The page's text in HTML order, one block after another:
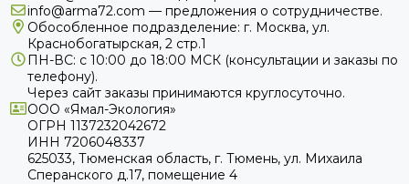
info@arma72.com — предложения о сотрудничестве.
Обособленное подразделение: г. Москва, ул.
Краснобогатырская, 2 стр.1
ПН-ВС: с 10:00 до 18:00 МСК (консультации и заказы по
телефону).
Через сайт заказы принимаются круглосуточно.
ООО «Ямал-Экология»
ОГРН 1137232042672
ИНН 7206048337
625033, Тюменская область, г. Тюмень, ул. Михаила
Сперанского д.17, помещение 4